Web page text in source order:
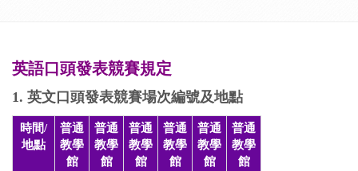
英語口頭發表競賽規定
1. 英文口頭發表競賽場次編號及地點
時間/
地點
普通
教學
館
普通
教學
館
普通
教學
館
普通
教學
館
普通
教學
館
普通
教學
館